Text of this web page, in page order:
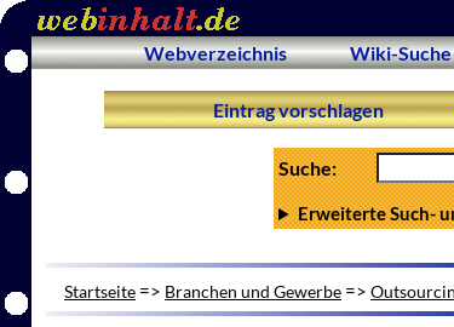
Webverzeichnis Wiki-Suche
Eintrag vorschlagen
Suche:
Erweiterte Such-
Startseite => Branchen und Gewerbe =>